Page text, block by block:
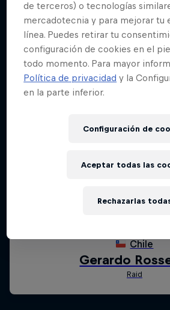
de terceros) o tecnologías
mercadotecnia y para mejorar tu
línea. Puedes retirar tu
configuración de cookies en el
todo momento. Para mayor
Política de privacidad y la
en la parte inferior.
Configuración de
Rechazarlas
Aceptar todas las